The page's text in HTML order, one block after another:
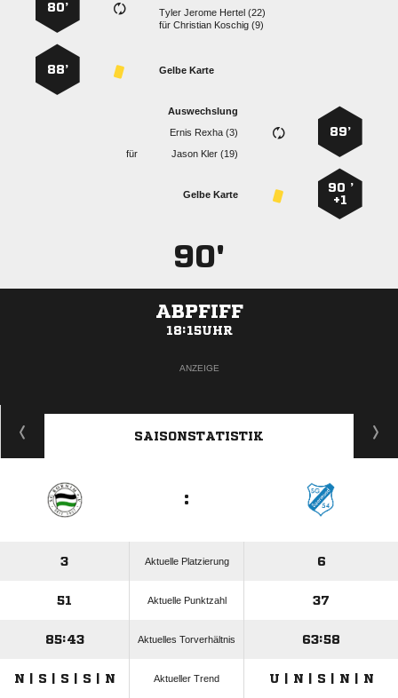
   
für  
80’
Gelbe Karte
88’
89’
Auswechslung
  
für
  
90 ’
+1
Gelbe Karte
90'
ABPFIFF
18:15UHR
ANZEIGE
SAISONSTATISTIK
:
3 Aktuelle Platzierung 6
51 Aktuelle Punktzahl 37
85:43 Aktuelles Torverhältnis 63:58
N | S | S | S | N Aktueller Trend U | N | S | N | N